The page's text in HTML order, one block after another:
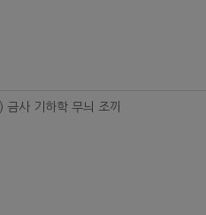
금사 기하학 무늬 조끼